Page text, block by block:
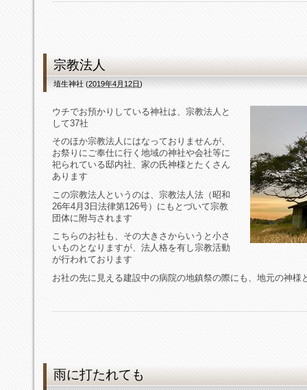
宗教法人
埴生神社(2019年4月12日)
ウチでお預かりしている神社は、宗教法人と
して37社
そのほか宗教法人にはなっておりませんが、
お祭りにご奉仕に行く地域の神社や会社等に
祀られている邸内社、家の氏神様とたくさん
あります
この宗教法人というのは、宗教法人法 （昭和
26年4月3日法律第126号） にもとづいて宗教
団体に附与されます
こちらのお社も、その大きさからいうと小さ
いものとなりますが、法人格を有し宗教活動
が行われております
お社の先に見える建設中の病院の地鎮祭の際にも、地元の神様
雨に打たれても